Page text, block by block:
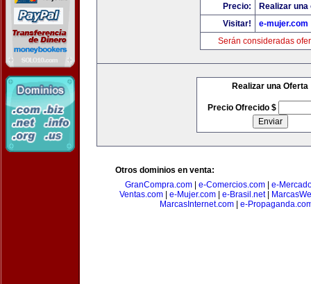
Precio:
Realizar
Visitar!
e-mujer.com
Serán consideradas
Realizar una Oferta
Precio Ofrecido $
Otros dominios en venta:
GranCompra.com
e-Comercios.com
e-
Ventas.com| e-Mujer.com| e-Brasil.net|
MarcasInternet.com
e-